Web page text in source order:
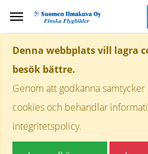
Denna webbplats vill lagra
besök bättre.
Genom att godkänna
cookies och behandlar
integritetspolicy.